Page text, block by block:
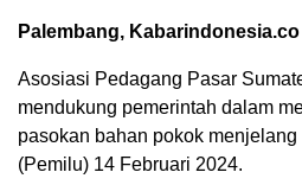
Palembang, Kabarindonesia.co
Asosiasi Pedagang Pasar
mendukung pemerintah dalam
pasokan bahan pokok
(Pemilu) 14 Februari 2024.